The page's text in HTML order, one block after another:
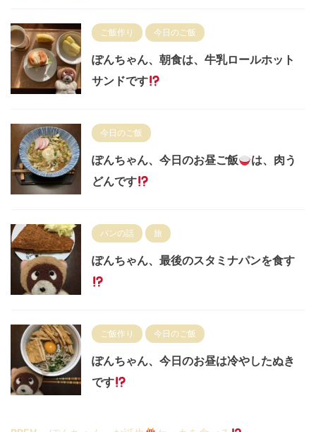
ご飯作り 今日のご飯
ぽんちゃん、朝食は、牛乳ロールホット
サンドです
今日のご飯
ぽんちゃん、今日のお昼ご飯
は、肉う
どんです
パンの話 旅
ぽんちゃん、最後のスタミナパンを食す
ご飯作り 今日のご飯
ぽんちゃん、今日のお昼は冷やしたぬき
です